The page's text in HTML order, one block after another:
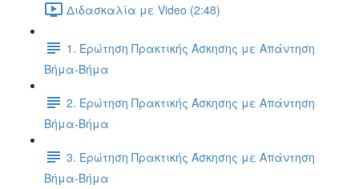
Διδασκαλία με Video (2:48)
1. Ερώτηση Πρακτικής Άσκησης με Απάντηση
Βήμα-Βήμα
2. Ερώτηση Πρακτικής Άσκησης με Απάντηση
Βήμα-Βήμα
3. Ερώτηση Πρακτικής Άσκησης με Απάντηση
Βήμα-Βήμα